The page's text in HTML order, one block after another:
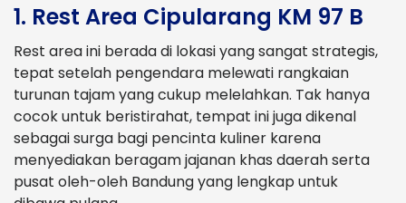
1. Rest Area Cipularang KM 97 B
Rest area ini berada di lokasi yang sangat strategis,
tepat setelah pengendara melewati rangkaian
turunan tajam yang cukup melelahkan. Tak hanya
cocok untuk beristirahat, tempat ini juga dikenal
sebagai surga bagi pencinta kuliner karena
menyediakan beragam jajanan khas daerah serta
pusat oleh-oleh Bandung yang lengkap untuk